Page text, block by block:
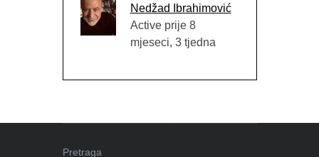
Nedžad Ibrahimović
Active prije 8
mjeseci, 3 tjedna
Pretraga